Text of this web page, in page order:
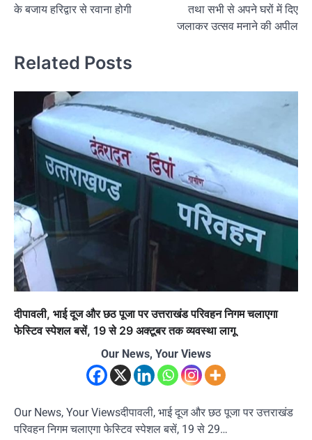
के बजाय हरिद्वार से रवाना होगी
तथा सभी से अपने घरों में दिए
जलाकर उत्सव मनाने की अपील
Related Posts
दीपावली, भाई दूज और छठ पूजा पर उत्तराखंड परिवहन निगम चलाएगा
फेस्टिव स्पेशल बसें, 19 से 29 अक्टूबर तक व्यवस्था लागू
Our News, Your Views
Our News, Your Viewsदीपावली, भाई दूज और छठ पूजा पर उत्तराखंड
परिवहन निगम चलाएगा फेस्टिव स्पेशल बसें, 19 से 29…